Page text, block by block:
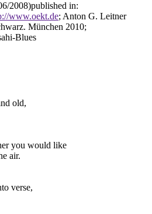
2008)published in:
www.oekt.de; Anton G. Leitner
München 2010;
Blues
old,
you would like
air.
verse,